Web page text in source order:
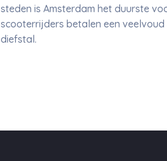
steden is Amsterdam het duurste
scooterrijders betalen een
diefstal.